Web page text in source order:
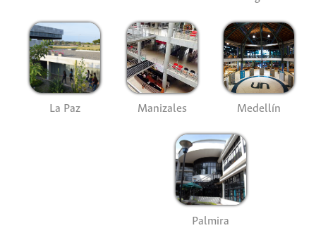
La Paz Manizales Medellín
Palmira